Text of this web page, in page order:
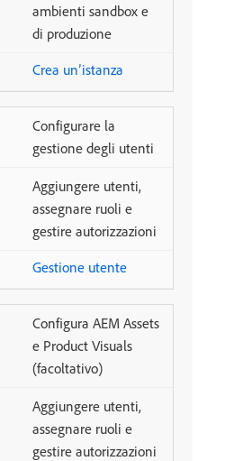
ambienti sandbox e
di produzione
Crea un’istanza
Configurare la
gestione degli utenti
Aggiungere utenti,
assegnare ruoli e
gestire autorizzazioni
Gestione utente
Configura AEM Assets
e Product Visuals
(facoltativo)
Aggiungere utenti,
assegnare ruoli e
gestire autorizzazioni